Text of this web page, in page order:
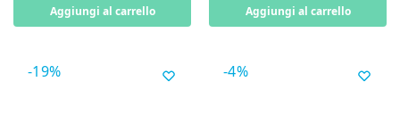
Aggiungi al carrello Aggiungi al carrello
-19% -4%